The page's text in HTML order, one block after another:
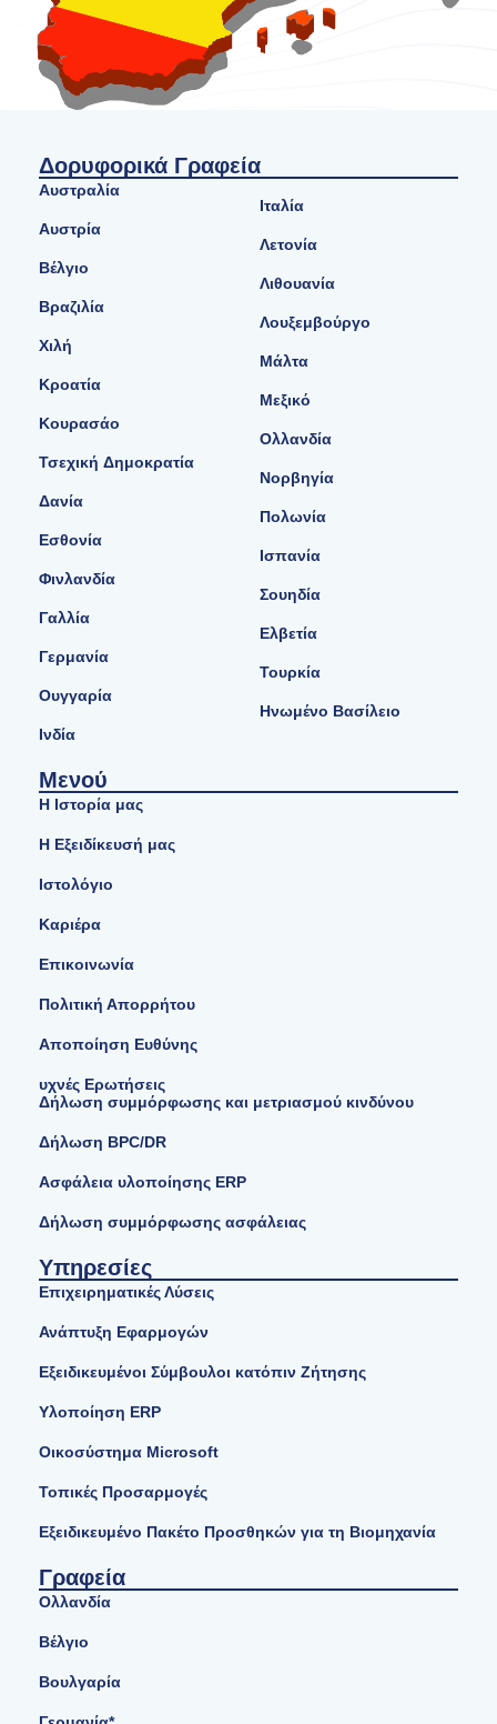
Δορυφορικά Γραφεία
Αυστραλία
Αυστρία
Βέλγιο
Βραζιλία
Χιλή
Κροατία
Κουρασάο
Τσεχική Δημοκρατία
Δανία
Εσθονία
Φινλανδία
Γαλλία
Γερμανία
Ουγγαρία
Ινδία
Ιταλία
Λετονία
Λιθουανία
Λουξεμβούργο
Μάλτα
Μεξικό
Ολλανδία
Νορβηγία
Πολωνία
Ισπανία
Σουηδία
Ελβετία
Τουρκία
Ηνωμένο Βασίλειο
Μενού
Η Ιστορία μας
Η Εξειδίκευσή μας
Ιστολόγιο
Καριέρα
Επικοινωνία
Πολιτική Απορρήτου
Αποποίηση Ευθύνης
υχνές Ερωτήσεις
Δήλωση συμμόρφωσης και μετριασμού κινδύνου
Δήλωση BPC/DR
Ασφάλεια υλοποίησης ERP
Δήλωση συμμόρφωσης ασφάλειας
Υπηρεσίες
Επιχειρηματικές Λύσεις
Ανάπτυξη Εφαρμογών
Εξειδικευμένοι Σύμβουλοι κατόπιν Ζήτησης
Υλοποίηση ERP
Οικοσύστημα Microsoft
Τοπικές Προσαρμογές
Εξειδικευμένο Πακέτο Προσθηκών για τη Βιομηχανία
Γραφεία
Ολλανδία
Βέλγιο
Βουλγαρία